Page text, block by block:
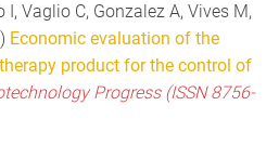
I, Vaglio C, Gonzalez A, Vives M,
Economic evaluation of the
product for the control of
Progress (ISSN 8756-